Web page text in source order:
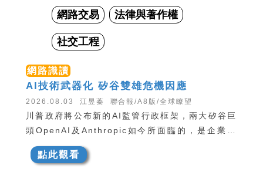
網路交易 法律與著作權
社交工程
網路識讀
AI技術武器化 矽谷雙雄危機因應
2026.08.03 江昱蓁 聯合報/A8版/全球瞭望
川普政府將公布新的AI監管行政框架，兩大矽谷巨
頭OpenAI及Anthropic如今所面臨的，是企業發
展實質困境，包括如何合規，技術倫理與商業利益
衝突。
點此觀看